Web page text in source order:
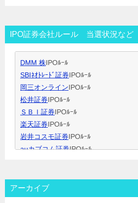
IPO当選のコツ（無理なく継続）
IPO閑散期、空白期間の過ごし方
IPO証券会社ルール 当選状況など
DMM 株IPOﾙｰﾙ
SBIﾈｵﾄﾚｰﾄﾞ証券IPOﾙｰﾙ
岡三オンラインIPOﾙｰﾙ
松井証券IPOﾙｰﾙ
ＳＢＩ証券IPOﾙｰﾙ
楽天証券IPOﾙｰﾙ
岩井コスモ証券IPOﾙｰﾙ
auカブコム証券IPOﾙｰﾙ
三菱ＵＦＪ証券
みずほ証券IPOﾙｰﾙ
アーカイブ